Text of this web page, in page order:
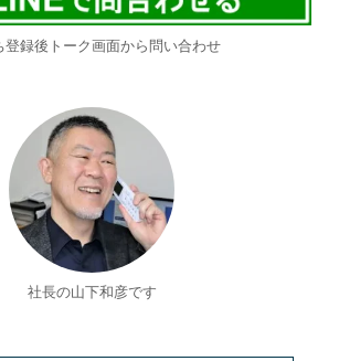
登録後トーク画面から問い合わせ
社長の山下和彦です